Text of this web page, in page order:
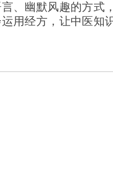
、幽默风趣的方式
用经方，让中医知